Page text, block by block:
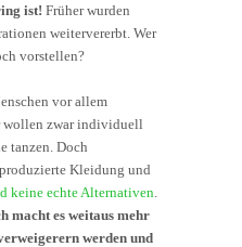
ist! Früher wurden
weitervererbt. Wer
vorstellen?
vor allem
wollen zwar individuell
tanzen. Doch
Kleidung und
keine echte Alternativen
macht es weitaus mehr
werden und